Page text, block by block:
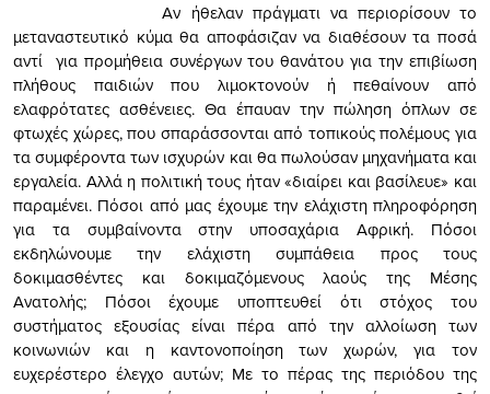
Αν ήθελαν πράγματι να περιορίσουν το
μεταναστευτικό κύμα θα αποφάσιζαν να διαθέσουν τα ποσά
αντί για προμήθεια συνέργων του θανάτου για την επιβίωση
πλήθους παιδιών που λιμοκτονούν ή πεθαίνουν από
ελαφρότατες ασθένειες. Θα έπαυαν την πώληση όπλων σε
φτωχές χώρες, που σπαράσσονται από τοπικούς πολέμους για
τα συμφέροντα των ισχυρών και θα πωλούσαν μηχανήματα και
εργαλεία. Αλλά η πολιτική τους ήταν «διαίρει και βασίλευε» και
παραμένει. Πόσοι από μας έχουμε την ελάχιστη πληροφόρηση
για τα συμβαίνοντα στην υποσαχάρια Αφρική. Πόσοι
εκδηλώνουμε την ελάχιστη συμπάθεια προς τους
δοκιμασθέντες και δοκιμαζόμενους λαούς της Μέσης
Ανατολής; Πόσοι έχουμε υποπτευθεί ότι στόχος του
συστήματος εξουσίας είναι πέρα από την αλλοίωση των
κοινωνιών και η καντονοποίηση των χωρών, για τον
ευχερέστερο έλεγχο αυτών; Με το πέρας της περιόδου της